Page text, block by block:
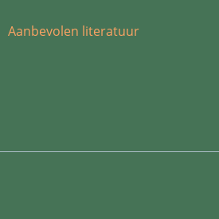
Aanbevolen literatuur